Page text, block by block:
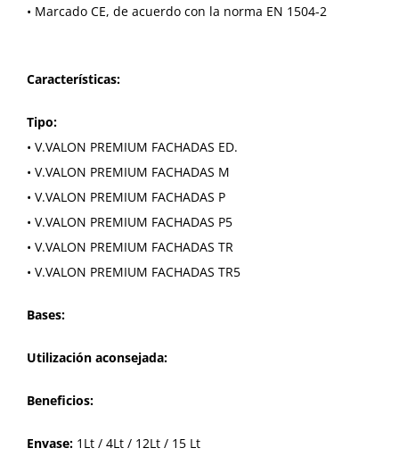
• Marcado CE, de acuerdo con la norma EN 1504-2
Características:
Tipo:
• V.VALON PREMIUM FACHADAS ED.
• V.VALON PREMIUM FACHADAS M
• V.VALON PREMIUM FACHADAS P
• V.VALON PREMIUM FACHADAS P5
• V.VALON PREMIUM FACHADAS TR
• V.VALON PREMIUM FACHADAS TR5
Bases:
Utilización aconsejada:
Beneficios:
Envase: 1Lt / 4Lt / 12Lt / 15 Lt